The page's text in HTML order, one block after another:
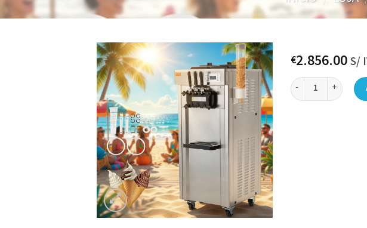
€2.856.00S/
Quantidade de